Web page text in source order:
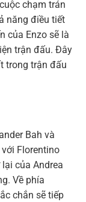
chạm trán
năng điều tiết
của Enzo sẽ là
trận đấu. Đây
trong trận đấu
Bah và
Florentino
của Andrea
Về phía
chắn sẽ tiếp